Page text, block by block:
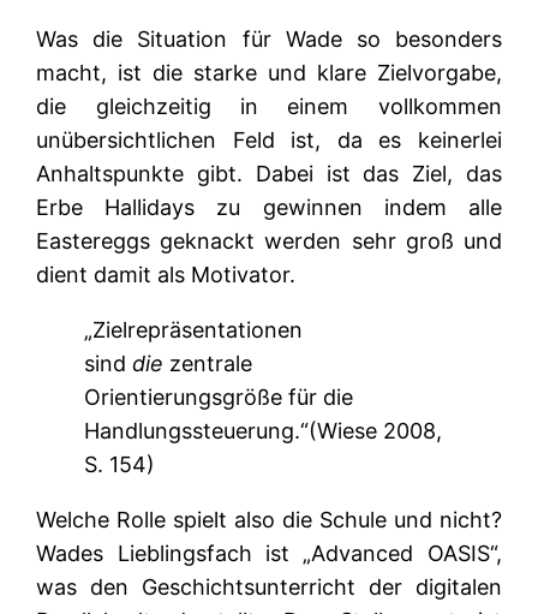
Was die Situation für Wade so besonders
macht, ist die starke und klare Zielvorgabe,
die gleichzeitig in einem vollkommen
unübersichtlichen Feld ist, da es keinerlei
Anhaltspunkte gibt. Dabei ist das Ziel, das
Erbe Hallidays zu gewinnen indem alle
Eastereggs geknackt werden sehr groß und
dient damit als Motivator.
„Zielrepräsentationen
sinddie zentrale
Orientierungsgröße für die
Handlungssteuerung.“(Wiese 2008,
S. 154)
Welche Rolle spielt also die Schule und nicht?
Wades Lieblingsfach ist „Advanced OASIS“,
was den Geschichtsunterricht der digitalen